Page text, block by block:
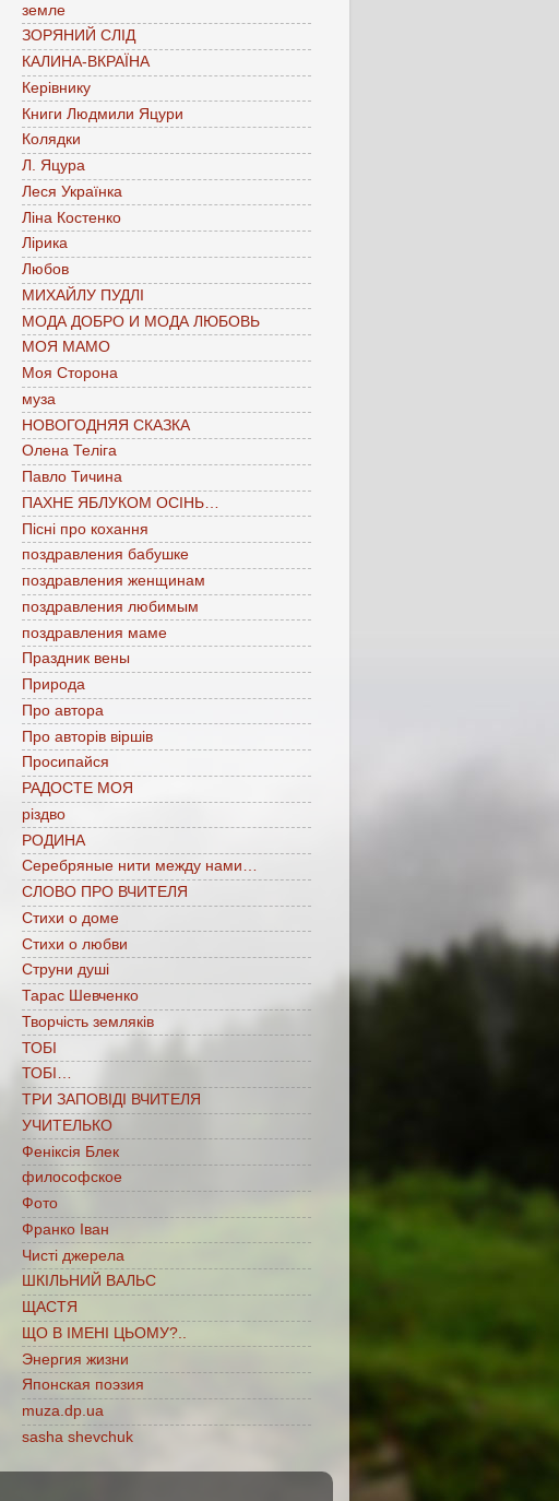
земле
ЗОРЯНИЙ СЛІД
КАЛИНА-ВКРАЇНА
Керівнику
Книги Людмили Яцури
Колядки
Л. Яцура
Леся Українка
Ліна Костенко
Лірика
Любов
МИХАЙЛУ ПУДЛІ
МОДА ДОБРО И МОДА ЛЮБОВЬ
МОЯ МАМО
Моя Сторона
муза
НОВОГОДНЯЯ СКАЗКА
Олена Теліга
Павло Тичина
ПАХНЕ ЯБЛУКОМ ОСІНЬ…
Пісні про кохання
поздравления бабушке
поздравления женщинам
поздравления любимым
поздравления маме
Праздник вены
Природа
Про автора
Про авторів віршів
Просипайся
РАДОСТЕ МОЯ
різдво
РОДИНА
Серебряные нити между нами…
СЛОВО ПРО ВЧИТЕЛЯ
Стихи о доме
Стихи о любви
Струни душі
Тарас Шевченко
Творчість земляків
ТОБІ
ТОБІ…
ТРИ ЗАПОВІДІ ВЧИТЕЛЯ
УЧИТЕЛЬКО
Феніксія Блек
философское
Фото
Франко Іван
Чисті джерела
ШКІЛЬНИЙ ВАЛЬС
ЩАСТЯ
ЩО В ІМЕНІ ЦЬОМУ?..
Энергия жизни
Японская поэзия
muza.dp.ua
sasha shevchuk